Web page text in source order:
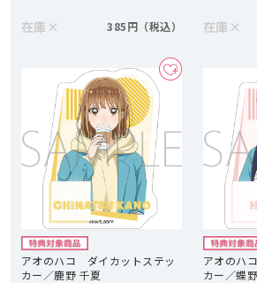
在庫 × 385円 在庫 ×
アオのハコ ダイカットステッ
カー／鹿野 千夏
アオのハ
カー／蝶